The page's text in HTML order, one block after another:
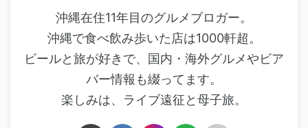
沖縄在住11年目のグルメブロガー。
沖縄で食べ飲み歩いた店は1000軒超。
ビールと旅が好きで、国内・海外グルメやビア
バー情報も綴ってます。
楽しみは、ライブ遠征と母子旅。